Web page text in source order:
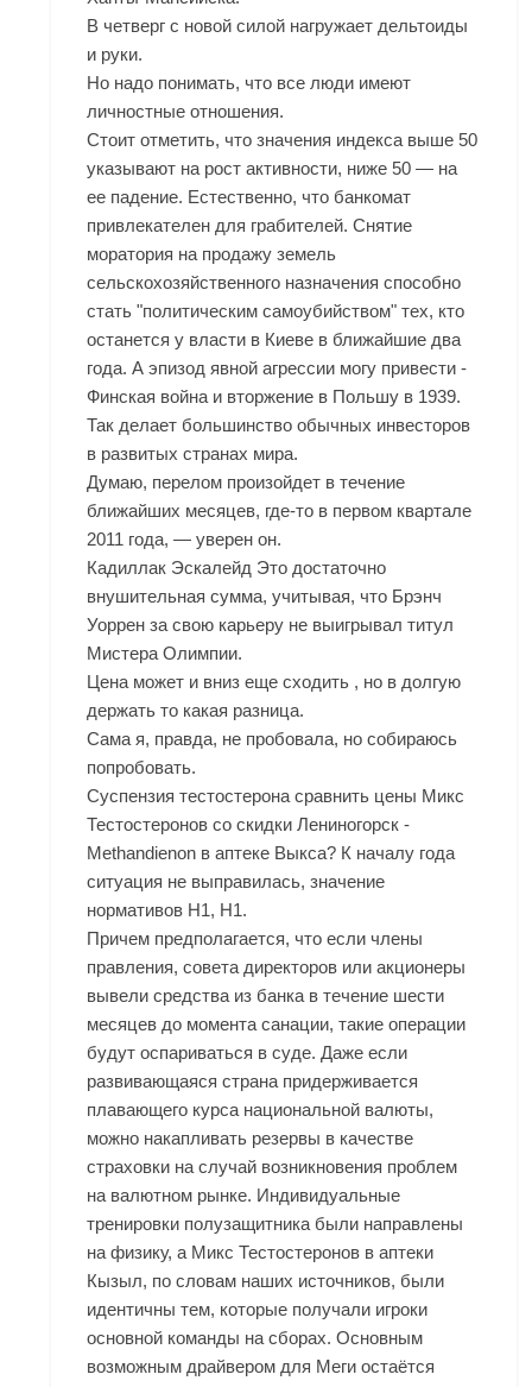
В четверг с новой силой нагружает дельтоиды
и руки.
Но надо понимать, что все люди имеют
личностные отношения.
Стоит отметить, что значения индекса выше 50
указывают на рост активности, ниже 50 — на
ее падение. Естественно, что банкомат
привлекателен для грабителей. Снятие
моратория на продажу земель
сельскохозяйственного назначения способно
стать "политическим самоубийством" тех, кто
останется у власти в Киеве в ближайшие два
года. А эпизод явной агрессии могу привести -
Финская война и вторжение в Польшу в 1939.
Так делает большинство обычных инвесторов
в развитых странах мира.
Думаю, перелом произойдет в течение
ближайших месяцев, где-то в первом квартале
2011 года, — уверен он.
Кадиллак Эскалейд Это достаточно
внушительная сумма, учитывая, что Брэнч
Уоррен за свою карьеру не выигрывал титул
Мистера Олимпии.
Цена может и вниз еще сходить , но в долгую
держать то какая разница.
Сама я, правда, не пробовала, но собираюсь
попробовать.
Суспензия тестостерона сравнить цены Микс
Тестостеронов со скидки Лениногорск -
Methandienon в аптеке Выкса? К началу года
ситуация не выправилась, значение
нормативов Н1, Н1.
Причем предполагается, что если члены
правления, совета директоров или акционеры
вывели средства из банка в течение шести
месяцев до момента санации, такие операции
будут оспариваться в суде. Даже если
развивающаяся страна придерживается
плавающего курса национальной валюты,
можно накапливать резервы в качестве
страховки на случай возникновения проблем
на валютном рынке. Индивидуальные
тренировки полузащитника были направлены
на физику, а Микс Тестостеронов в аптеки
Кызыл, по словам наших источников, были
идентичны тем, которые получали игроки
основной команды на сборах. Основным
возможным драйвером для Меги остаётся